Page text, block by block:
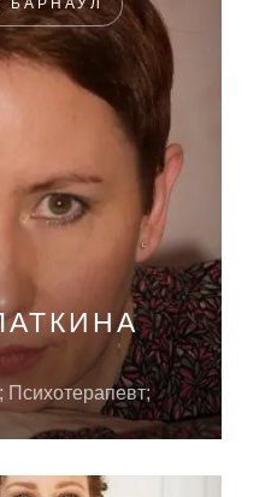
Психотерапевт;